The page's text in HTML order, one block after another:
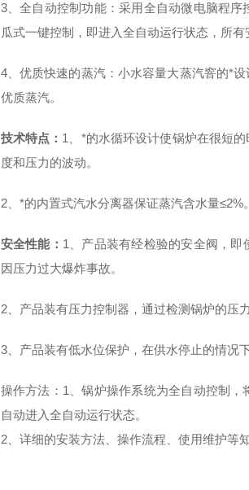
3、全自动控制功能：采用全自动微电脑程
瓜式一键控制，即进入全自动运行状态，所
4、优质快速的蒸汽：小水容量大蒸汽窨的*
优质蒸汽。
技术特点： 1、*的水循环设计使锅炉在很短
度和压力的波动。
2、*的内置式汽水分离器保证蒸汽含水量≤2%。
安全性能： 1、产品装有经检验的安全阀，
因压力过大爆炸事故。
2、产品装有压力控制器，通过检测锅炉的压
3、产品装有低水位保护，在供水停止的情况
操作方法：1、锅炉操作系统为全自动控制
自动进入全自动运行状态。
2、详细的安装方法、操作流程、使用维护等